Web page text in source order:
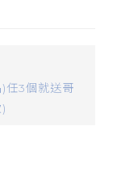
任3個就送哥